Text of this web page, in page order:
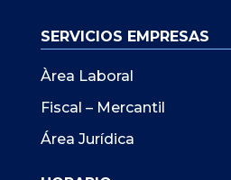
SERVICIOS EMPRESAS
Àrea Laboral
Fiscal – Mercantil
Área Jurídica